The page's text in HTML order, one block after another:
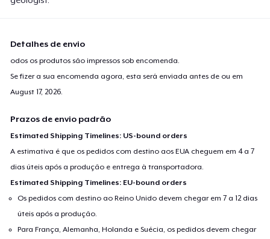
Detalhes de envio
odos os produtos são impressos sob encomenda.
Se fizer a sua encomenda agora, esta será enviada antes de ou em
August 17, 2026.
Prazos de envio padrão
Estimated Shipping Timelines: US-bound orders
A estimativa é que os pedidos com destino aos EUA cheguem em 4 a 7
dias úteis após a produção e entrega à transportadora.
Estimated Shipping Timelines: EU-bound orders
Os pedidos com destino ao Reino Unido devem chegar em 7 a 12 dias
úteis após a produção.
Para França, Alemanha, Holanda e Suécia, os pedidos devem chegar